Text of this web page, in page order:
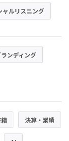
ャルリスニング
ランディング
決算・業績